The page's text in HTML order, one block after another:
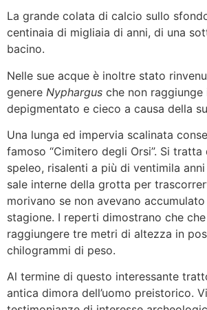
La grande colata di calcio sullo
centinaia di migliaia di anni, di una
bacino.
Nelle sue acque è inoltre stato
genere Nyphargus che non
depigmentato e cieco a causa della
Una lunga ed impervia scalinata
famoso “Cimitero degli Orsi”. Si
speleo, risalenti a più di ventimila
sale interne della grotta per
morivano se non avevano
stagione. I reperti dimostrano che che
raggiungere tre metri di altezza in
chilogrammi di peso.
Al termine di questo interessante
antica dimora dell’uomo preistorico.